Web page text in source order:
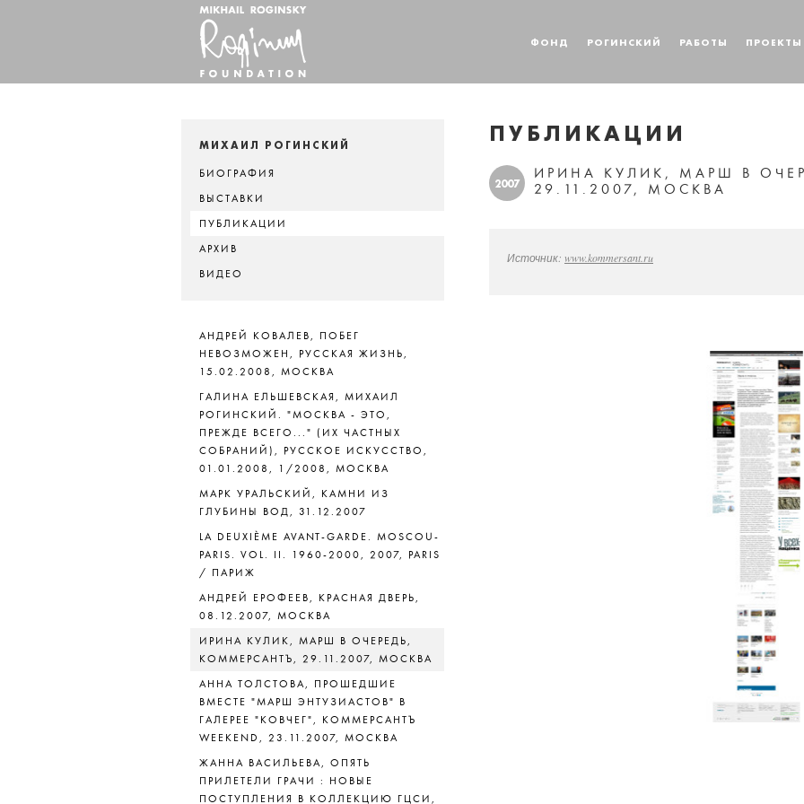
ФОНД РОГИНСКИЙ РАБОТЫ ПРОЕКТЫ
МИХАИЛ РОГИНСКИЙ
БИОГРАФИЯ
ВЫСТАВКИ
ПУБЛИКАЦИИ
АРХИВ
ВИДЕО
АНДРЕЙ КОВАЛЕВ, ПОБЕГ
НЕВОЗМОЖЕН, РУССКАЯ ЖИЗНЬ,
15.02.2008, МОСКВА
ГАЛИНА ЕЛЬШЕВСКАЯ, МИХАИЛ
РОГИНСКИЙ. "МОСКВА - ЭТО,
ПРЕЖДЕ ВСЕГО..." (ИХ ЧАСТНЫХ
СОБРАНИЙ), РУССКОЕ ИСКУССТВО,
01.01.2008, 1/2008, МОСКВА
МАРК УРАЛЬСКИЙ, КАМНИ ИЗ
ГЛУБИНЫ ВОД, 31.12.2007
LA DEUXIÈME AVANT-GARDE. MOSCOU-
PARIS. VOL. II. 1960-2000, 2007, PARIS
/ ПАРИЖ
АНДРЕЙ ЕРОФЕЕВ, КРАСНАЯ ДВЕРЬ,
08.12.2007, МОСКВА
ИРИНА КУЛИК, МАРШ В ОЧЕРЕДЬ,
КОММЕРСАНТЪ, 29.11.2007, МОСКВА
АННА ТОЛСТОВА, ПРОШЕДШИЕ
ВМЕСТЕ "МАРШ ЭНТУЗИАСТОВ" В
ГАЛЕРЕЕ "КОВЧЕГ", КОММЕРСАНТЪ
WEEKEND, 23.11.2007, МОСКВА
ЖАННА ВАСИЛЬЕВА, ОПЯТЬ
ПРИЛЕТЕЛИ ГРАЧИ : НОВЫЕ
ПОСТУПЛЕНИЯ В КОЛЛЕКЦИЮ ГЦСИ,
ПУБЛИКАЦИИ
2007
ИРИНА КУЛИК, МАРШ В
29.11.2007, МОСКВА
Источник: www.kommersant.ru